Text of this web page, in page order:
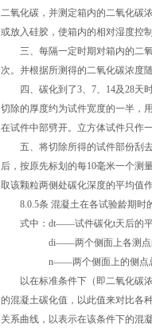
二氧化碳，并测定箱内的二氧化碳
或放入硅胶，使箱内的相对湿度控
三、每隔一定时期对箱内的二氧
次。并根据所测得的二氧化碳浓度
四、碳化到了3、7、14及28天时
切除的厚度约为试件宽度的一半，
在试件中部劈开。立方体试件只作
五、将切除所得的试件部份刮去
后，按原先标划的每10毫米一个测
取该颗粒两侧处碳化深度的平均值
8.0.5条 混凝土在各试验龄期时
式中：dt——试件碳化t天后的平
di——两个侧面上各测点的碳
n——两个侧面上的侧点总
以在标准条件下（即二氧化碳浓
的混凝土碳化值，以此值来对比各
关系曲线，以表示在该条件下的混